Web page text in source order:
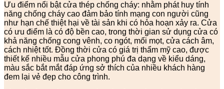
Ưu điểm nổi bật cửa thép chống cháy: nhằm phát huy tính
năng chống cháy cao đảm bảo tính mạng con người cũng
như hạn chế thiệt hại về tài sản khi có hỏa hoạn xảy ra. Cửa
có ưu điểm là có độ bền cao, trong thời gian sử dụng cửa có
khả năng chống cong vênh, co ngót, mối mọt, cửa cách âm,
cách nhiệt tốt. Đồng thời cửa có giá trị thẩm mỹ cao, được
thiết kế nhiều mẫu cửa phong phú đa dạng về kiểu dáng,
màu sắc bắt mắt đáp ứng sở thích của nhiều khách hàng
đem lại vẻ đẹp cho công trình.